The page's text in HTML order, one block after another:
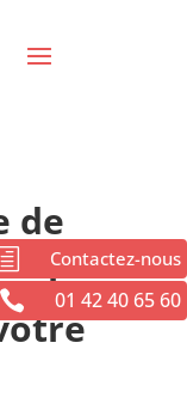
de
le
h Contactez-nous
 01 42 40 65 60